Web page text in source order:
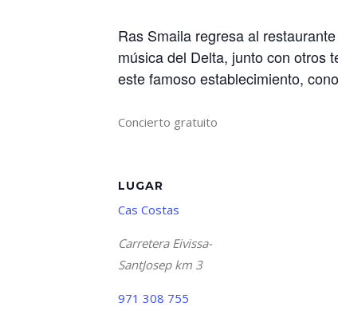
Ras Smaila regresa al
música del Delta, junto con otros
este famoso establecimiento,
Concierto gratuito
LUGAR
Cas Costas
Carretera Eivissa-
SantJosep km 3
971 308 755